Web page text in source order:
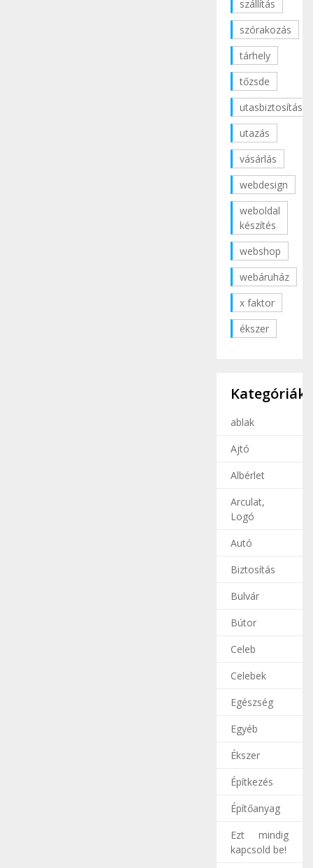
szállítás
szórakozás
tárhely
tőzsde
utasbiztosítás
utazás
vásárlás
webdesign
weboldal
készítés
webshop
webáruház
x faktor
ékszer
Kategóriák
ablak
Ajtó
Albérlet
Arculat,
Logó
Autó
Biztosítás
Bulvár
Bútor
Celeb
Celebek
Egészség
Egyéb
Ékszer
Építkezés
Építőanyag
Ezt mindig
kapcsold be!